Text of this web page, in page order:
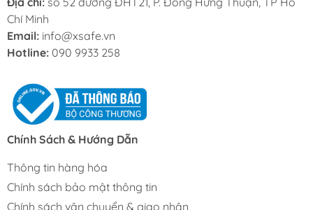
Chí Minh
Email: info@xsafe.vn
Hotline: 090 9933 258
Chính Sách & Hướng Dẫn
Thông tin hàng hóa
Chính sách bảo mật thông tin
Chính sách vận chuyển & giao nhận